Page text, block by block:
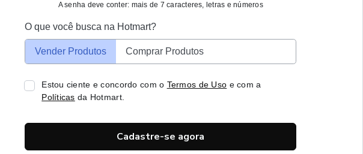
A senha deve conter: mais de 7 caracteres, letras e números
O que você busca na Hotmart?
Vender Produtos Comprar Produtos
Estou ciente e concordo com o Termos de Uso e com a
Políticas da Hotmart.
Cadastre-se agora